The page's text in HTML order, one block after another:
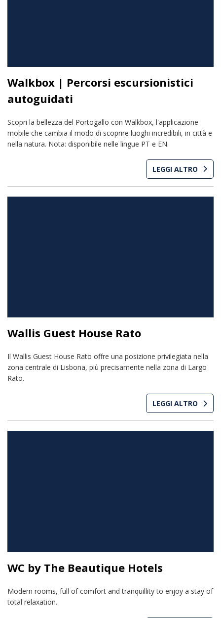
Walkbox | Percorsi escursionistici
autoguidati
Scopri la bellezza del Portogallo con Walkbox, l'applicazione
mobile che cambia il modo di scoprire luoghi incredibili, in città e
nella natura. Nota: disponibile nelle lingue PT e EN.
LEGGI ALTRO
Wallis Guest House Rato
Il Wallis Guest House Rato offre una posizione privilegiata nella
zona centrale di Lisbona, più precisamente nella zona di Largo
Rato.
LEGGI ALTRO
WC by The Beautique Hotels
Modern rooms, full of comfort and tranquillity to enjoy a stay of
total relaxation.